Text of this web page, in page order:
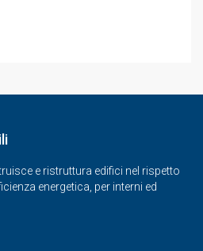
e ristruttura edifici nel rispetto
energetica, per interni ed